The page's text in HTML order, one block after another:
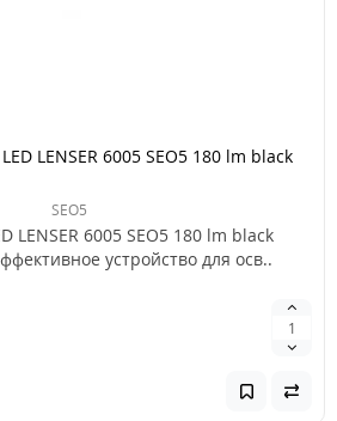
LENSER 6005 SEO5 180 lm black
SEO5
LENSER 6005 SEO5 180 lm black
устройство для осв..